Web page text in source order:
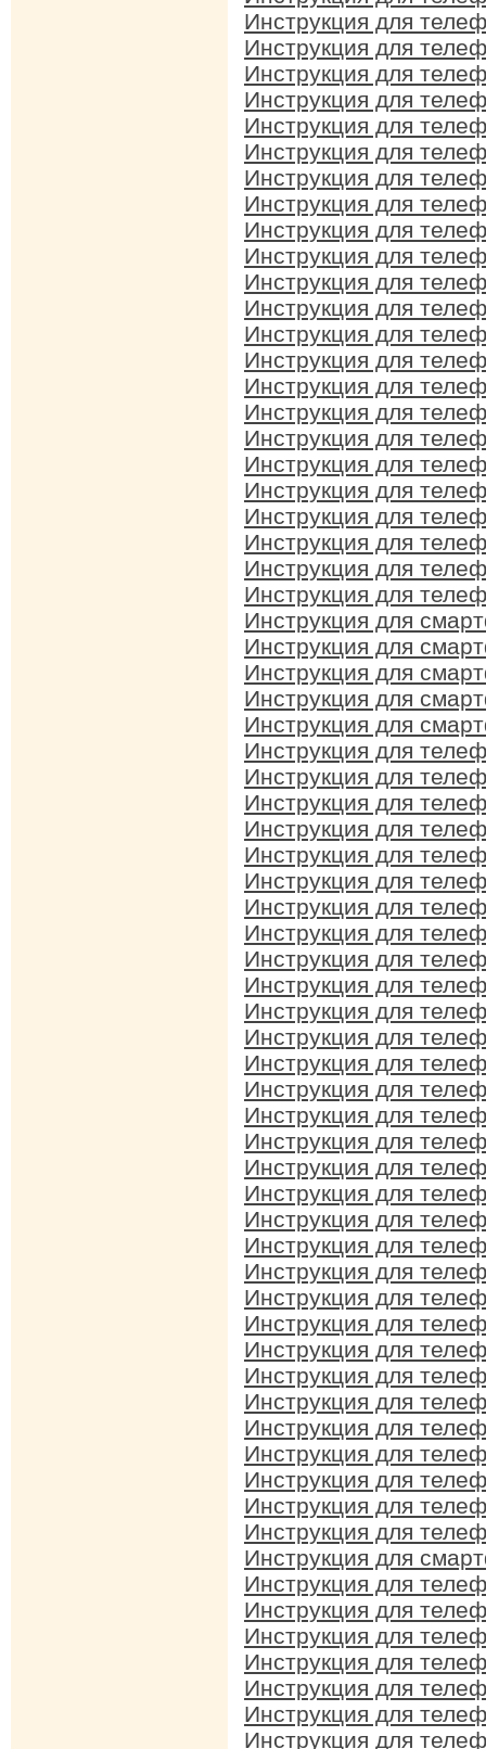
Инструкция для
Инструкция для
Инструкция для
Инструкция для
Инструкция для
Инструкция для
Инструкция для
Инструкция для
Инструкция для
Инструкция для
Инструкция для
Инструкция для
Инструкция для
Инструкция для
Инструкция для
Инструкция для
Инструкция для
Инструкция для
Инструкция для
Инструкция для
Инструкция для
Инструкция для
Инструкция для
Инструкция для
Инструкция для
Инструкция для
Инструкция для
Инструкция для
Инструкция для
Инструкция для
Инструкция для
Инструкция для
Инструкция для
Инструкция для
Инструкция для
Инструкция для
Инструкция для
Инструкция для
Инструкция для
Инструкция для
Инструкция для
Инструкция для
Инструкция для
Инструкция для
Инструкция для
Инструкция для
Инструкция для
Инструкция для
Инструкция для
Инструкция для
Инструкция для
Инструкция для
Инструкция для
Инструкция для
Инструкция для
Инструкция для
Инструкция для
Инструкция для
Инструкция для
Инструкция для
Инструкция для
Инструкция для
Инструкция для
Инструкция для
Инструкция для
Инструкция для
Инструкция для